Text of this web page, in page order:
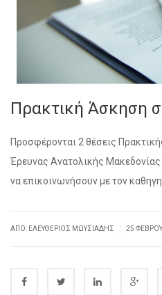
Πρακτική Άσκηση
Προσφέρονται 2 θέσεις
Έρευνας Ανατολικής
να επικοινωνήσουν με τον
ΑΠΌ: ΕΛΕΥΘΈΡΙΟΣ ΜΩΥΣΙΆΔΗΣ 25